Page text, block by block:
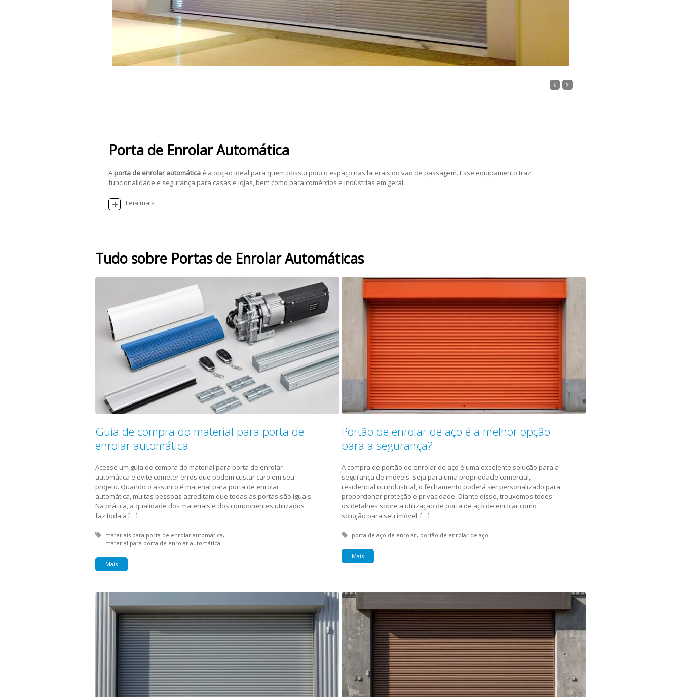
Porta de Enrolar Automática
A porta de enrolar automática é a opção ideal para quem possui pouco espaço nas laterais do vão de passagem. Esse equipamento traz
funcionalidade e segurança para casas e lojas, bem como para comércios e indústrias em geral.
Leia mais
Tudo sobre Portas de Enrolar Automáticas
Guia de compra do material para porta de
enrolar automática
Acesse um guia de compra do material para porta de enrolar
automática e evite cometer erros que podem custar caro em seu
projeto. Quando o assunto é material para porta de enrolar
automática, muitas pessoas acreditam que todas as portas são iguais.
Na prática, a qualidade dos materiais e dos componentes utilizados
faz toda a […]
Tagged with:
materiais para porta de enrolar automática
material para porta de enrolar automática
Mais
Portão de enrolar de aço é a melhor opção
para a segurança?
A compra de portão de enrolar de aço é uma excelente solução para a
segurança de imóveis. Seja para uma propriedade comercial,
residencial ou industrial, o fechamento poderá ser personalizado para
proporcionar proteção e privacidade. Diante disso, trouxemos todos
os detalhes sobre a utilização de porta de aço de enrolar como
solução para seu imóvel. […]
Tagged with:
porta de aço de enrolar portão de enrolar de aço
Mais